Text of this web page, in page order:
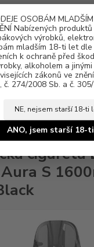
OSOBÁM
Nabízených
výrobků,
mladším 18-ti let
k ochraně před
alkoholem a
zákonů ve
č. 274/2008 Sb. a č.
NE, nejsem starší 18-ti
ANO, jsem starší 18-
Leather Black
cigareta
S